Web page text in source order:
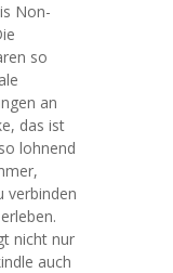
Non-
so
an
das ist
lohnend
verbinden
nicht nur
auch